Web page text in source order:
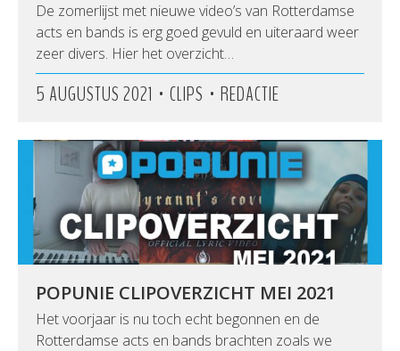
De zomerlijst met nieuwe video’s van Rotterdamse
acts en bands is erg goed gevuld en uiteraard weer
zeer divers. Hier het overzicht…
5 AUGUSTUS 2021 • CLIPS • REDACTIE
POPUNIE CLIPOVERZICHT MEI 2021
Het voorjaar is nu toch echt begonnen en de
Rotterdamse acts en bands brachten zoals we